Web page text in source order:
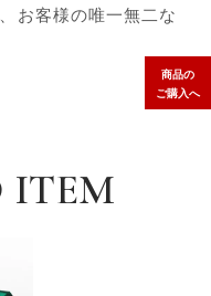
お客様の唯一無二な
商品の
ご購入へ
ITEM